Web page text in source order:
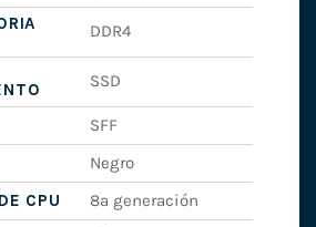
DDR4
SSD
SFF
Negro
CPU
8ª generación